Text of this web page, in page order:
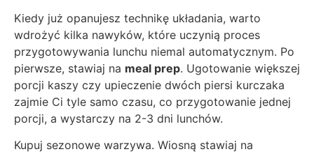
Kiedy już opanujesz technikę układania, warto
wdrożyć kilka nawyków, które uczynią proces
przygotowywania lunchu niemal automatycznym. Po
pierwsze, stawiaj na meal prep. Ugotowanie większej
porcji kaszy czy upieczenie dwóch piersi kurczaka
zajmie Ci tyle samo czasu, co przygotowanie jednej
porcji, a wystarczy na 2-3 dni lunchów.
Kupuj sezonowe warzywa. Wiosną stawiaj na